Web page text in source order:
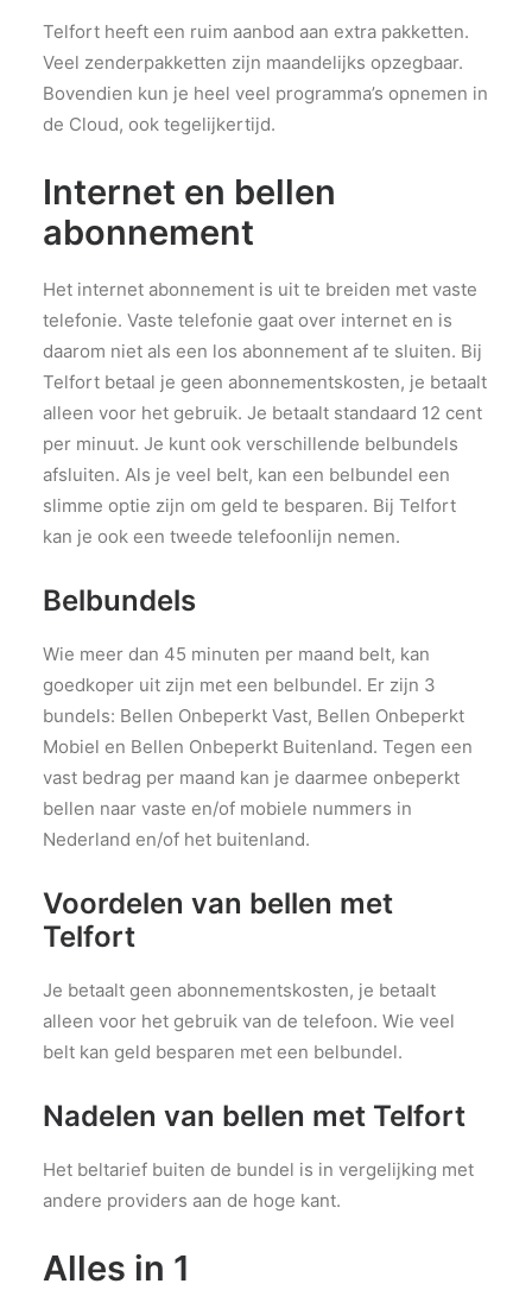
Telfort heeft een ruim aanbod aan extra pakketten.
Veel zenderpakketten zijn maandelijks opzegbaar.
Bovendien kun je heel veel programma’s opnemen in
de Cloud, ook tegelijkertijd.
Internet en bellen
abonnement
Het internet abonnement is uit te breiden met vaste
telefonie. Vaste telefonie gaat over internet en is
daarom niet als een los abonnement af te sluiten. Bij
Telfort betaal je geen abonnementskosten, je betaalt
alleen voor het gebruik. Je betaalt standaard 12 cent
per minuut. Je kunt ook verschillende belbundels
afsluiten. Als je veel belt, kan een belbundel een
slimme optie zijn om geld te besparen. Bij Telfort
kan je ook een tweede telefoonlijn nemen.
Belbundels
Wie meer dan 45 minuten per maand belt, kan
goedkoper uit zijn met een belbundel. Er zijn 3
bundels: Bellen Onbeperkt Vast, Bellen Onbeperkt
Mobiel en Bellen Onbeperkt Buitenland. Tegen een
vast bedrag per maand kan je daarmee onbeperkt
bellen naar vaste en/of mobiele nummers in
Nederland en/of het buitenland.
Voordelen van bellen met
Telfort
Je betaalt geen abonnementskosten, je betaalt
alleen voor het gebruik van de telefoon. Wie veel
belt kan geld besparen met een belbundel.
Nadelen van bellen met Telfort
Het beltarief buiten de bundel is in vergelijking met
andere providers aan de hoge kant.
Alles in 1